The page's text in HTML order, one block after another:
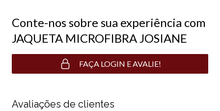
Conte-nos sobre sua experiência com
JAQUETA MICROFIBRA JOSIANE
FAÇA LOGIN E AVALIE!
Avaliações de clientes